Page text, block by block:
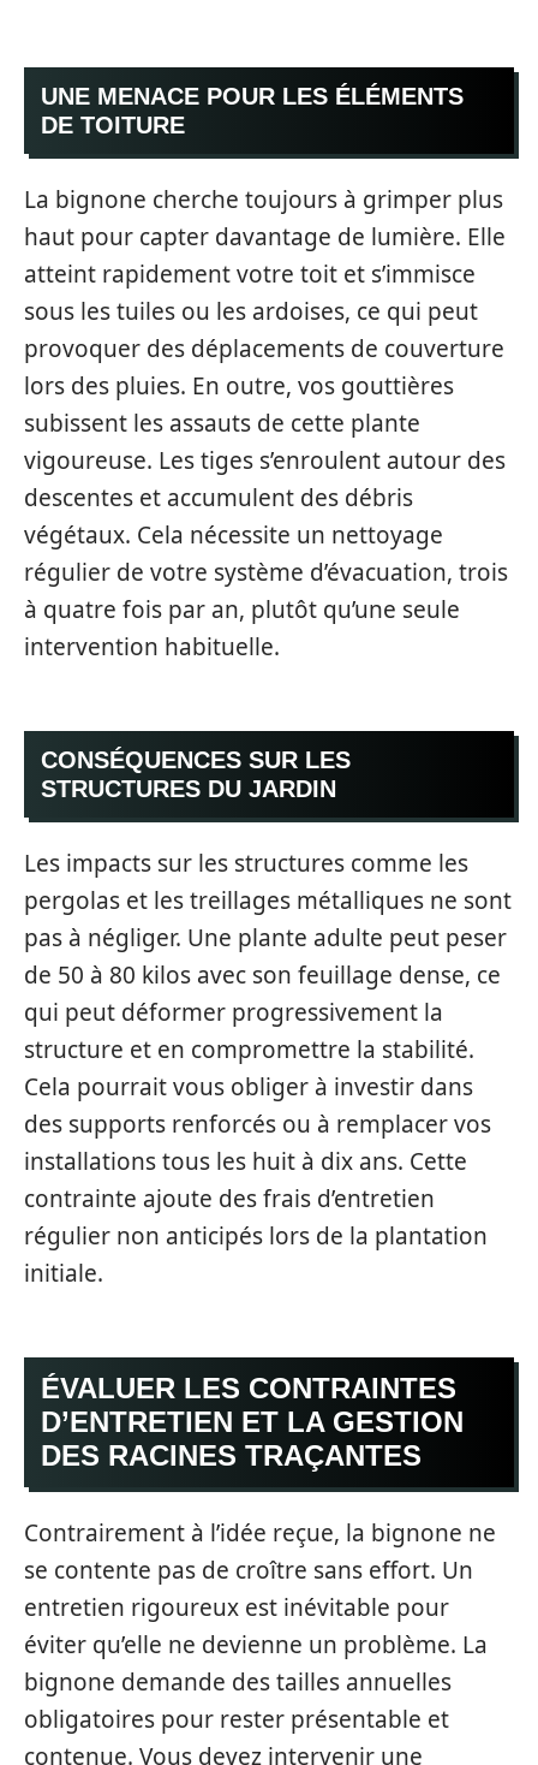
UNE MENACE POUR LES ÉLÉMENTS
DE TOITURE
La bignone cherche toujours à grimper plus
haut pour capter davantage de lumière. Elle
atteint rapidement votre toit et s’immisce
sous les tuiles ou les ardoises, ce qui peut
provoquer des déplacements de couverture
lors des pluies. En outre, vos gouttières
subissent les assauts de cette plante
vigoureuse. Les tiges s’enroulent autour des
descentes et accumulent des débris
végétaux. Cela nécessite un nettoyage
régulier de votre système d’évacuation, trois
à quatre fois par an, plutôt qu’une seule
intervention habituelle.
CONSÉQUENCES SUR LES
STRUCTURES DU JARDIN
Les impacts sur les structures comme les
pergolas et les treillages métalliques ne sont
pas à négliger. Une plante adulte peut peser
de 50 à 80 kilos avec son feuillage dense, ce
qui peut déformer progressivement la
structure et en compromettre la stabilité.
Cela pourrait vous obliger à investir dans
des supports renforcés ou à remplacer vos
installations tous les huit à dix ans. Cette
contrainte ajoute des frais d’entretien
régulier non anticipés lors de la plantation
initiale.
ÉVALUER LES CONTRAINTES
D’ENTRETIEN ET LA GESTION
DES RACINES TRAÇANTES
Contrairement à l’idée reçue, la bignone ne
se contente pas de croître sans effort. Un
entretien rigoureux est inévitable pour
éviter qu’elle ne devienne un problème. La
bignone demande des tailles annuelles
obligatoires pour rester présentable et
contenue. Vous devez intervenir une